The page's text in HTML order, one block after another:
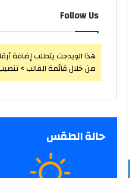
Follow Us
هذا الويدجت يتطلب إضافة
من خلال قائمة القالب >
حالة الطقس